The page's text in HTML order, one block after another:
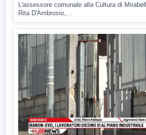
L'assessore comunale alla Cultura di
Rita D'Ambrosio,...